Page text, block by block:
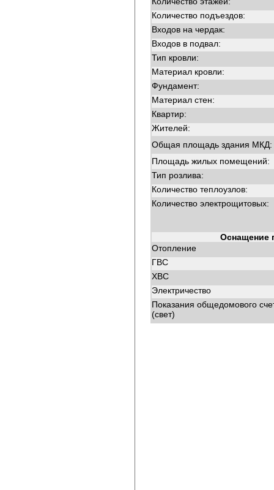
Количество подъездов:
Входов на чердак:
Входов в подвал:
Тип кровли:
Материал кровли:
Фундамент:
Материал стен:
Квартир:
Жителей:
Общая площадь здания МКД:
Площадь жилых помещений:
Тип розлива:
Количество теплоузлов:
Количество электрощитовых:
Оснащение
Отопление
ГВС
ХВС
Электричество
Показания общедомового
(свет)